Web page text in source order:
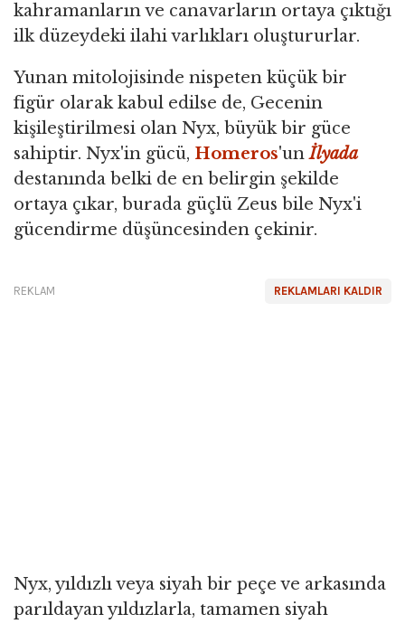
kahramanların ve canavarların ortaya çıktığı
ilk düzeydeki ilahi varlıkları oluştururlar.
Yunan mitolojisinde nispeten küçük bir
figür olarak kabul edilse de, Gecenin
kişileştirilmesi olan Nyx, büyük bir güce
sahiptir. Nyx'in gücü, Homeros'unİlyada
destanında belki de en belirgin şekilde
ortaya çıkar, burada güçlü Zeus bile Nyx'i
gücendirme düşüncesinden çekinir.
REKLAMLARI KALDIR
REKLAM
Nyx, yıldızlı veya siyah bir peçe ve arkasında
parıldayan yıldızlarla, tamamen siyah